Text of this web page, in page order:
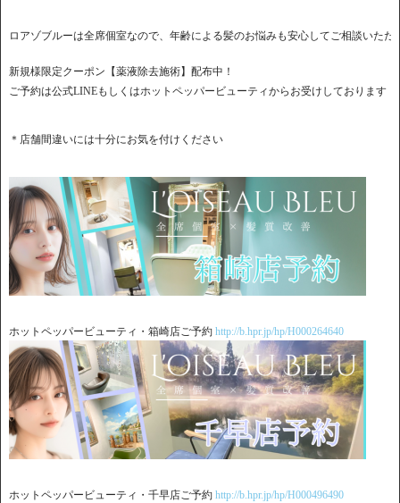
ロアゾブルーは全席個室なので、年齢による髪のお悩みも安心してご相談いただ
新規様限定クーポン【薬液除去施術】配布中！
ご予約は公式LINEもしくはホットペッパービューティからお受けしております
＊店舗間違いには十分にお気を付けください
ホットペッパービューティ・箱崎店ご予約 http://b.hpr.jp/hp/H000264640
ホットペッパービューティ・千早店ご予約 http://b.hpr.jp/hp/H000496490